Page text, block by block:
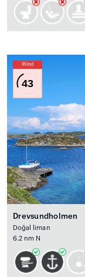
Wind
43
Drevsundholmen
Doğal liman
6.2 nm N